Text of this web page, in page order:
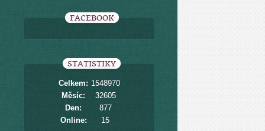
FACEBOOK
STATISTIKY
Online: 15
Celkem: 1548970
Měsíc:
32605
Den:
877